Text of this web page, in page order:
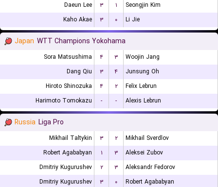
Daeun Lee ۳ ۱
Seongjin Kim
Kaho Akae
۳ ۰ Li Jie
Japan WTT Champions Yokohama
Sora Matsushima ۴ ۳
Woojin Jang
Dang Qiu
۳ ۴
Junsung Oh
Hiroto Shinozuka
۴ ۲
Felix Lebrun
Harimoto Tomokazu
- - Alexis Lebrun
Russia Liga Pro
Mikhail Taltykin ۳ ۲
Mikhail Sverdlov
Robert Agababyan
۱ ۳
Aleksei Zubov
Dmitriy Kugurushev
۲ ۳
Aleksandr Fedorov
Dmitriy Kugurushev
۳ ۰
Robert Agababyan